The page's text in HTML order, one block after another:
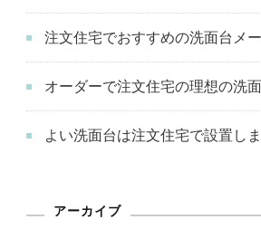
注文住宅でおすすめの洗面台メ
オーダーで注文住宅の理想の洗
よい洗面台は注文住宅で設置し
アーカイブ